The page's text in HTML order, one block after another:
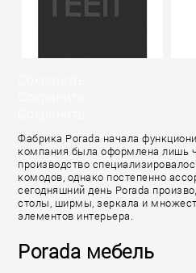
Фабрика Porada начала
компания была оформлена лишь
производство
комодов, однако постепенно
сегодняшний день Porada
столы, ширмы, зеркала и
элементов интерьера.
Porada мебель